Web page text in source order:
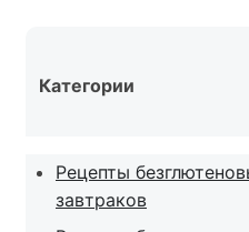
Категории
Рецепты
завтраков